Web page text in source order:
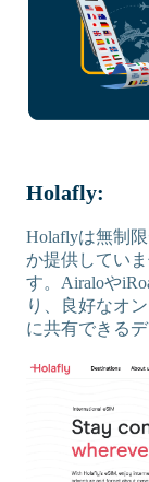
Holafly:
Holaflyは無制
か提供してい
す。Airaloや
り、良好なオ
に共有できる